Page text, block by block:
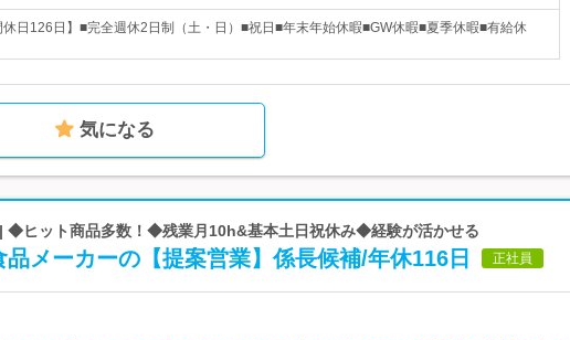
休日126日】■完全週休2日制（土・日）■祝日■年末年始休暇■GW休暇■夏季休暇■有給休
気になる
◆ヒット商品多数！◆残業月10h&基本土日祝休み◆経験が活かせる
メーカーの【提案営業】係長候補/年休116日 正社員